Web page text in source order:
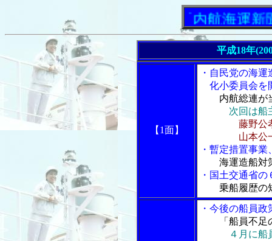
「内航海運新聞」ニ
平成18年
【1面】
・自民党の海
化小委員会を
内航総連が
次回は船
藤野公
山本公一議
・暫定措置事
海運造船対
・国土交通省
乗船履歴の
・今後の船員
「船員不
４月に船